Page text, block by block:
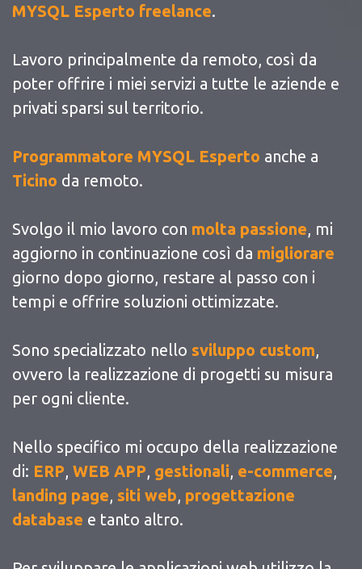
MYSQL Esperto freelance.
Lavoro principalmente da remoto, così da
poter offrire i miei servizi a tutte le aziende e
privati sparsi sul territorio.
Programmatore MYSQL Esperto anche a
Ticino da remoto.
Svolgo il mio lavoro con molta passione, mi
aggiorno in continuazione così da migliorare
giorno dopo giorno, restare al passo con i
tempi e offrire soluzioni ottimizzate.
Sono specializzato nello sviluppo custom,
ovvero la realizzazione di progetti su misura
per ogni cliente.
Nello specifico mi occupo della realizzazione
di: ERP, WEB APP, gestionali, e-commerce,
landing page, siti web, progettazione
database e tanto altro.